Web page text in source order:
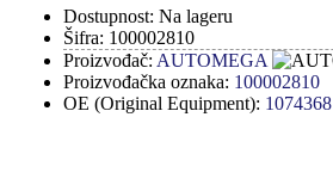
Dostupnost: Na lageru
Šifra: 100002810
Proizvođač: AUTOMEGA
Proizvođačka oznaka: 100002810
OE (Original Equipment): 1074368